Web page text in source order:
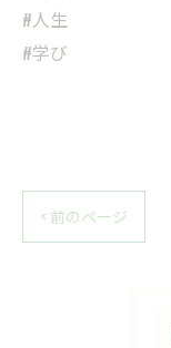
#人生
#学び
< 前のページ